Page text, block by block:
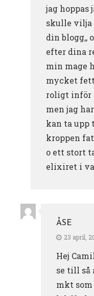
jag hoppas
skulle vilja
din blogg,,
efter dina
min mage
mycket
roligt inför
men jag
kan ta
kroppen
o ett stort
elixiret i
ÅSE
23 april,
Hej
se till så
mkt